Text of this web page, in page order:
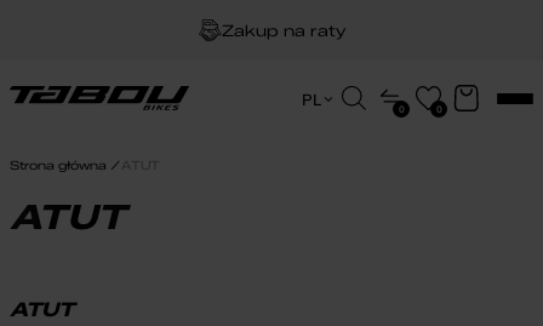
Zakup na raty
Dożywotnia gwarancja na ramę
PL
Wyszukiwarka
produktów
0 0
Strona główna ATUT
ATUT
ATUT